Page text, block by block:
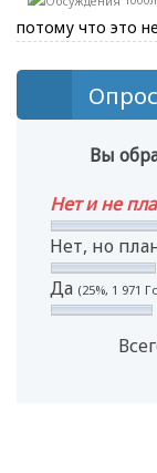
потому что это
Вы
Нет и не
Нет, но
Да (25%, 1 971